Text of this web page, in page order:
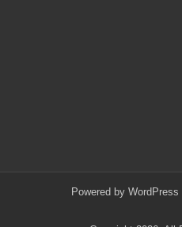
Powered by WordPress